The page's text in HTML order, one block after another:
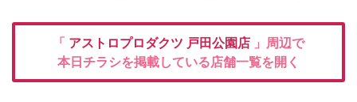
「 アストロプロダクツ 戸田公園店 」周辺で
本日チラシを掲載している店舗一覧を開く